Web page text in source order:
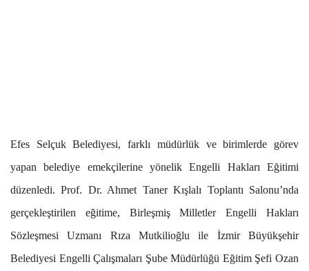
Efes Selçuk Belediyesi, farklı müdürlük ve birimlerde görev
yapan belediye emekçilerine yönelik Engelli Hakları Eğitimi
düzenledi. Prof. Dr. Ahmet Taner Kışlalı Toplantı Salonu’nda
gerçekleştirilen eğitime, Birleşmiş Milletler Engelli Hakları
Sözleşmesi Uzmanı Rıza Mutkilioğlu ile İzmir Büyükşehir
Belediyesi Engelli Çalışmaları Şube Müdürlüğü Eğitim Şefi Ozan